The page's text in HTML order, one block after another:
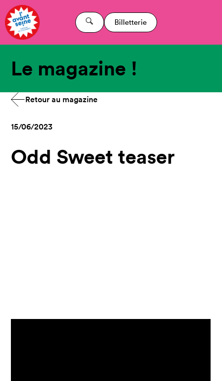
Billetterie
Le magazine !
Retour au magazine
15/06/2023
Odd Sweet teaser